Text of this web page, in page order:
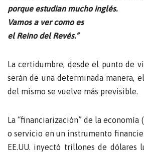
porque estudian mucho inglés.
Vamos a ver como es
el Reino del Revés.”
La certidumbre, desde el punto de
serán de una determinada manera,
del mismo se vuelve más previsible.
La “financiarización” de la
o servicio en un instrumento
EE.UU. inyectó trillones de